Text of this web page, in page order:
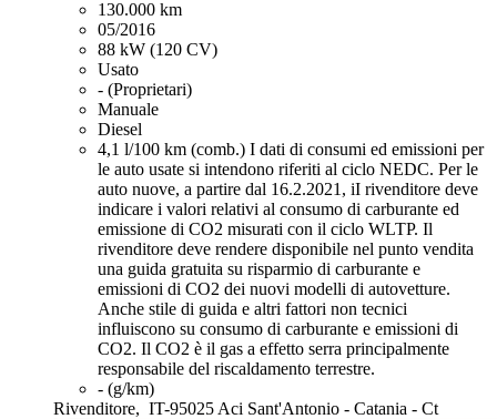
130.000 km
05/2016
88 kW (120 CV)
Usato
- (Proprietari)
Manuale
Diesel
4,1 l/100 km (comb.) I dati di consumi ed emissioni per
le auto usate si intendono riferiti al ciclo NEDC. Per le
auto nuove, a partire dal 16.2.2021, iI rivenditore deve
indicare i valori relativi al consumo di carburante ed
emissione di CO2 misurati con il ciclo WLTP. Il
rivenditore deve rendere disponibile nel punto vendita
una guida gratuita su risparmio di carburante e
emissioni di CO2 dei nuovi modelli di autovetture.
Anche stile di guida e altri fattori non tecnici
influiscono su consumo di carburante e emissioni di
CO2. Il CO2 è il gas a effetto serra principalmente
responsabile del riscaldamento terrestre.
- (g/km)
Rivenditore, IT-95025 Aci Sant'Antonio - Catania - Ct